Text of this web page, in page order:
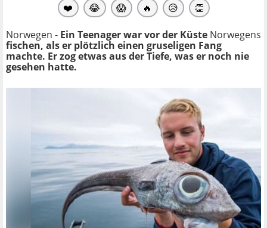
❤️ 😂 😱 🔥 😥 👏
Norwegen - Ein Teenager war vor der Küste Norwegens
fischen, als er plötzlich einen gruseligen Fang
machte. Er zog etwas aus der Tiefe, was er noch nie
gesehen hatte.